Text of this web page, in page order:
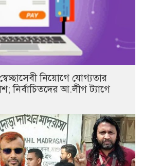
নিয়োগে যোগ্যতার
নির্বাচিতদের আ.লীগ ট্যাগে